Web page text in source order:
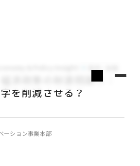
& Policy Insight
済政策の財源問題①：
を削減させる？
ーション事業本部